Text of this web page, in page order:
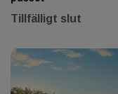
Tillfälligt slut